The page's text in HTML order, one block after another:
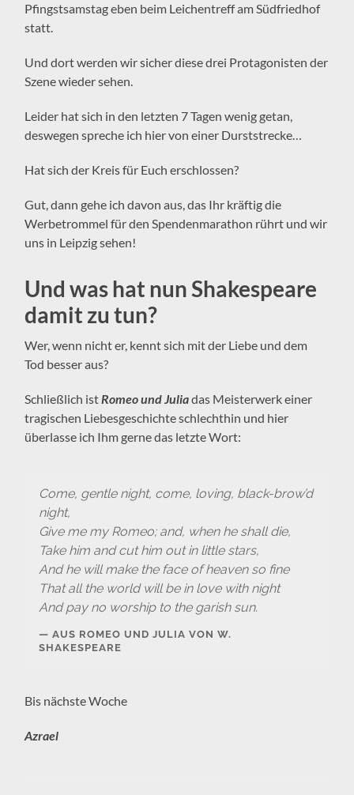
Pfingstsamstag eben beim Leichentreff am Südfriedhof
statt.
Und dort werden wir sicher diese drei Protagonisten der
Szene wieder sehen.
Leider hat sich in den letzten 7 Tagen wenig getan,
deswegen spreche ich hier von einer Durststrecke…
Hat sich der Kreis für Euch erschlossen?
Gut, dann gehe ich davon aus, das Ihr kräftig die
Werbetrommel für den Spendenmarathon rührt und wir
uns in Leipzig sehen!
Und was hat nun Shakespeare
damit zu tun?
Wer, wenn nicht er, kennt sich mit der Liebe und dem
Tod besser aus?
Schließlich istRomeo und Juliadas Meisterwerk einer
tragischen Liebesgeschichte schlechthin und hier
überlasse ich Ihm gerne das letzte Wort:
Come, gentle night, come, loving, black-brow’d
night,
Give me my Romeo; and, when he shall die,
Take him and cut him out in little stars,
And he will make the face of heaven so fine
That all the world will be in love with night
And pay no worship to the garish sun.
AUS ROMEO UND JULIA VON W.
SHAKESPEARE
Bis nächste Woche
Azrael